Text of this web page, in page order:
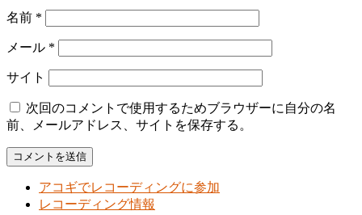
名前 *
メール *
サイト
次回のコメントで使用するためブラウザーに自分の名
前、メールアドレス、サイトを保存する。
アコギでレコーディングに参加
レコーディング情報